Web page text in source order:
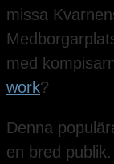
missa
med
work?
Denna
en bred